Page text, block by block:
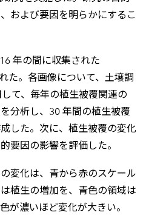
および要因を明らかにするこ
年の間に収集された
た。各画像について、土壌調
て、毎年の植生被覆関連の
分析し、30 年間の植生被覆
した。次に、植生被覆の変化
要因の影響を評価した。
変化は、青から赤のスケール
植生の増加を、青色の領域は
が濃いほど変化が大きい。